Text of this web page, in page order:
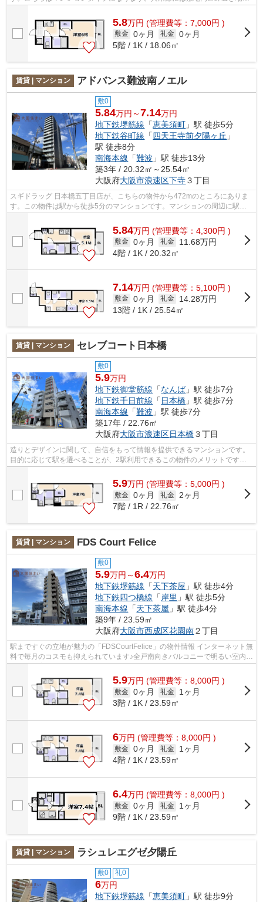
5.8万円 (管理費等：7,000円 )
敷金 0ヶ月 礼金 0ヶ月
5階 / 1K / 18.06㎡
賃貸 | マンション アドバンス難波南ノエル
敷0
5.84万円～7.14万円
地下鉄堺筋線 「恵美須町 」駅 徒歩5分
地下鉄谷町線 「四天王寺前夕陽ヶ丘 」
駅 徒歩8分
南海本線 「難波 」駅 徒歩13分
築3年 / 20.32㎡～25.54㎡
大阪府大阪市浪速区下寺３丁目
スギドラッグ 日本橋五丁目店が、こちらの物件から472mのところにありま
す。この物件は駅から徒歩5分のマンションです。マンションの周辺に駅が2
5.84万円 (管理費等：4,300円 )
敷金 0ヶ月 礼金
11.68万円
4階 / 1K / 20.32㎡
7.14万円 (管理費等：5,100円 )
敷金 0ヶ月 礼金
14.28万円
13階 / 1K / 25.54㎡
賃貸 | マンション セレブコート日本橋
敷0
5.9万円
地下鉄御堂筋線 「なんば」駅 徒歩7分
地下鉄千日前線 「 日本橋 」駅 徒歩7分
南海本線 「難波 」駅 徒歩7分
築17年 / 22.76㎡
大阪府大阪市浪速区日本橋３丁目
造りとデザインに関して、自信をもって情報を提供できるマンションです。
目的に応じて駅を選べることが、2駅利用できるこの物件のメリットです。
駅徒歩7分に駅が立地する物件なので、...
5.9万円 (管理費等：5,000円 )
敷金 0ヶ月 礼金 2ヶ月
7階 / 1R / 22.76㎡
賃貸 | マンション FDS Court Felice
敷0
5.9万円～6.4万円
地下鉄堺筋線 「天下茶屋 」駅 徒歩4分
地下鉄四つ橋線 「岸里 」駅 徒歩5分
南海本線 「天下茶屋 」駅 徒歩4分
築9年 / 23.59㎡
大阪府大阪市西成区花園南２丁目
駅まですぐの立地が魅力の「FDSCourtFelice」の物件情報 インターネット無
料で毎月のコスモも抑えられています♪全戸南向きバルコニーで明るい室内、
ペット飼育可能で、それにともなう...
5.9万円 (管理費等：8,000円 )
敷金 0ヶ月 礼金
1ヶ月
3階 / 1K / 23.59㎡
6万円 (管理費等：8,000円 )
敷金 0ヶ月 礼金
1ヶ月
4階 / 1K / 23.59㎡
6.4万円 (管理費等：8,000円 )
敷金 0ヶ月 礼金
1ヶ月
9階 / 1K / 23.59㎡
賃貸 | マンション ラシュレエグゼ夕陽丘
敷0 礼0
6万円
地下鉄堺筋線 「恵美須町 」駅 徒歩9分